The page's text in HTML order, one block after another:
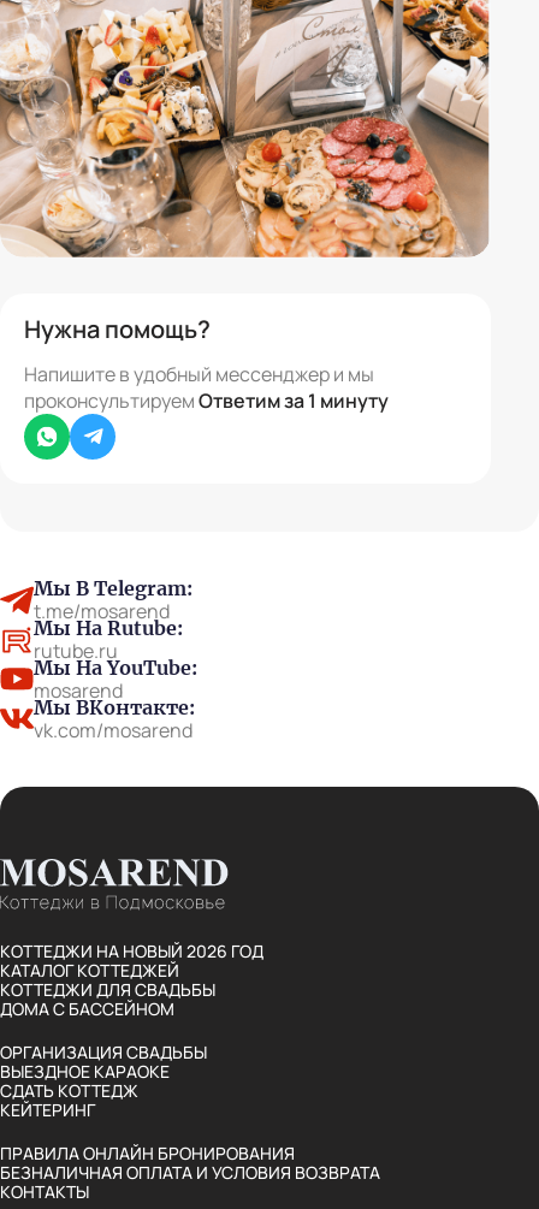
Нужна помощь?
Напишите в удобный мессенджер и мы
проконсультируемОтветим за 1 минуту
Whatsapp
Telegram
Мы В Telegram:
t.me/mosarend
Мы На Rutube:
rutube.ru
Мы На YouTube:
mosarend
Мы ВКонтакте:
vk.com/mosarend
КОТТЕДЖИ НА НОВЫЙ 2026 ГОД
КАТАЛОГ КОТТЕДЖЕЙ
КОТТЕДЖИ ДЛЯ СВАДЬБЫ
ДОМА С БАССЕЙНОМ
ОРГАНИЗАЦИЯ СВАДЬБЫ
ВЫЕЗДНОЕ КАРАОКЕ
СДАТЬ КОТТЕДЖ
КЕЙТЕРИНГ
ПРАВИЛА ОНЛАЙН БРОНИРОВАНИЯ
БЕЗНАЛИЧНАЯ ОПЛАТА И УСЛОВИЯ ВОЗВРАТА
КОНТАКТЫ